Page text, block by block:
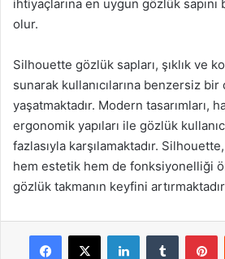
ihtiyaçlarına en uygun gözlük sapını
olur.
Silhouette gözlük sapları, şıklık ve
sunarak kullanıcılarına benzersiz bir
yaşatmaktadır. Modern tasarımları,
ergonomik yapıları ile gözlük
fazlasıyla karşılamaktadır.
hem estetik hem de fonksiyonelliği
gözlük takmanın keyfini
Facebook
X LinkedInTumblr